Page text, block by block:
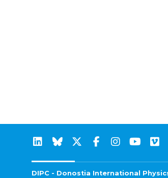
DIPC - Donostia International